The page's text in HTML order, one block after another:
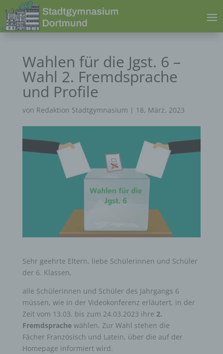
Wahlen für die Jgst. 6 –
Wahl 2. Fremdsprache
und Profile
von Redaktion Stadtgymnasium | 18, März, 2023
Sehr geehrte Eltern, liebe Schülerinnen und Schüler
der 6. Klassen,
alle Schülerinnen und Schüler des Jahrgangs 6
müssen, wie in der Videokonferenz erläutert, in der
Zeit vom 13.03. bis zum 24.03.2023 ihre 2.
Fremdsprachewählen. Zur Wahl stehen die
Fächer Französisch und Latein, über die auf der
Homepage informiert wird.